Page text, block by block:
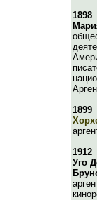
1898
1899
1912
Уго